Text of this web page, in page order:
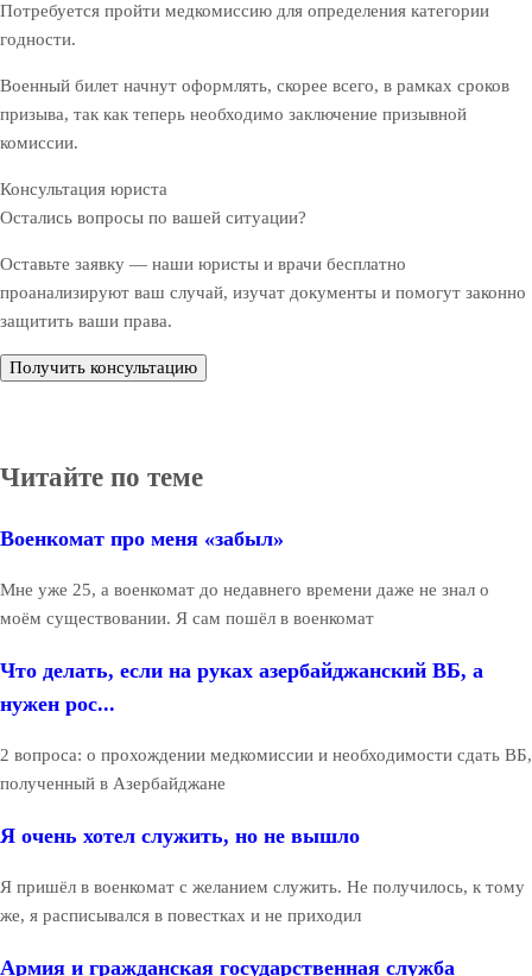
Потребуется пройти медкомиссию для определения категории
годности.
Военный билет начнут оформлять, скорее всего, в рамках сроков
призыва, так как теперь необходимо заключение призывной
комиссии.
Консультация юриста
Остались вопросы по вашей ситуации?
Оставьте заявку — наши юристы и врачи бесплатно
проанализируют ваш случай, изучат документы и помогут законно
защитить ваши права.
Получить консультацию
Читайте по теме
Военкомат про меня «забыл»
Мне уже 25, а военкомат до недавнего времени даже не знал о
моём существовании. Я сам пошёл в военкомат
Что делать, если на руках азербайджанский ВБ, а
нужен рос...
2 вопроса: о прохождении медкомиссии и необходимости сдать ВБ,
полученный в Азербайджане
Я очень хотел служить, но не вышло
Я пришёл в военкомат с желанием служить. Не получилось, к тому
же, я расписывался в повестках и не приходил
Армия и гражданская государственная служба